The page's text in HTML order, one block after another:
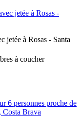
jetée à Rosas - Santa
à coucher